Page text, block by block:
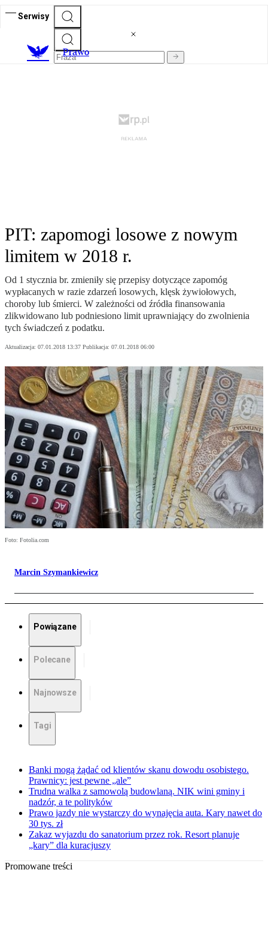
Serwisy
Prawo
PIT: zapomogi losowe z nowym
limitem w 2018 r.
Od 1 stycznia br. zmieniły się przepisy dotyczące zapomóg
wypłacanych w razie zdarzeń losowych, klęsk żywiołowych,
choroby lub śmierci. W zależności od źródła finansowania
zlikwidowano lub podniesiono limit uprawniający do zwolnienia
tych świadczeń z podatku.
Aktualizacja: 07.01.2018 13:37 Publikacja: 07.01.2018 06:00
Foto: Fotolia.com
Marcin Szymankiewicz
Powiązane
Polecane
Najnowsze
Tagi
Banki mogą żądać od klientów skanu dowodu osobistego.
Prawnicy: jest pewne „ale”
Trudna walka z samowolą budowlaną. NIK wini gminy i
nadzór, a te polityków
Prawo jazdy nie wystarczy do wynajęcia auta. Kary nawet do
30 tys. zł
Zakaz wyjazdu do sanatorium przez rok. Resort planuje
„kary” dla kuracjuszy
Promowane treści